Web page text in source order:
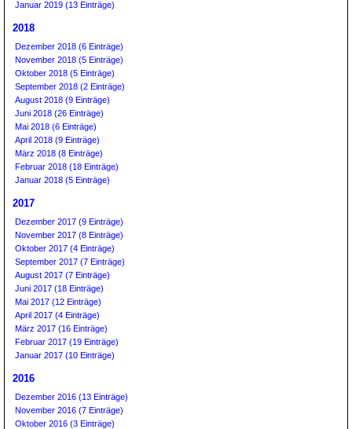
Januar 2019 (13 Einträge)
2018
Dezember 2018 (6 Einträge)
November 2018 (5 Einträge)
Oktober 2018 (5 Einträge)
September 2018 (2 Einträge)
August 2018 (9 Einträge)
Juni 2018 (26 Einträge)
Mai 2018 (6 Einträge)
April 2018 (9 Einträge)
März 2018 (8 Einträge)
Februar 2018 (18 Einträge)
Januar 2018 (5 Einträge)
2017
Dezember 2017 (9 Einträge)
November 2017 (8 Einträge)
Oktober 2017 (4 Einträge)
September 2017 (7 Einträge)
August 2017 (7 Einträge)
Juni 2017 (18 Einträge)
Mai 2017 (12 Einträge)
April 2017 (4 Einträge)
März 2017 (16 Einträge)
Februar 2017 (19 Einträge)
Januar 2017 (10 Einträge)
2016
Dezember 2016 (13 Einträge)
November 2016 (7 Einträge)
Oktober 2016 (3 Einträge)